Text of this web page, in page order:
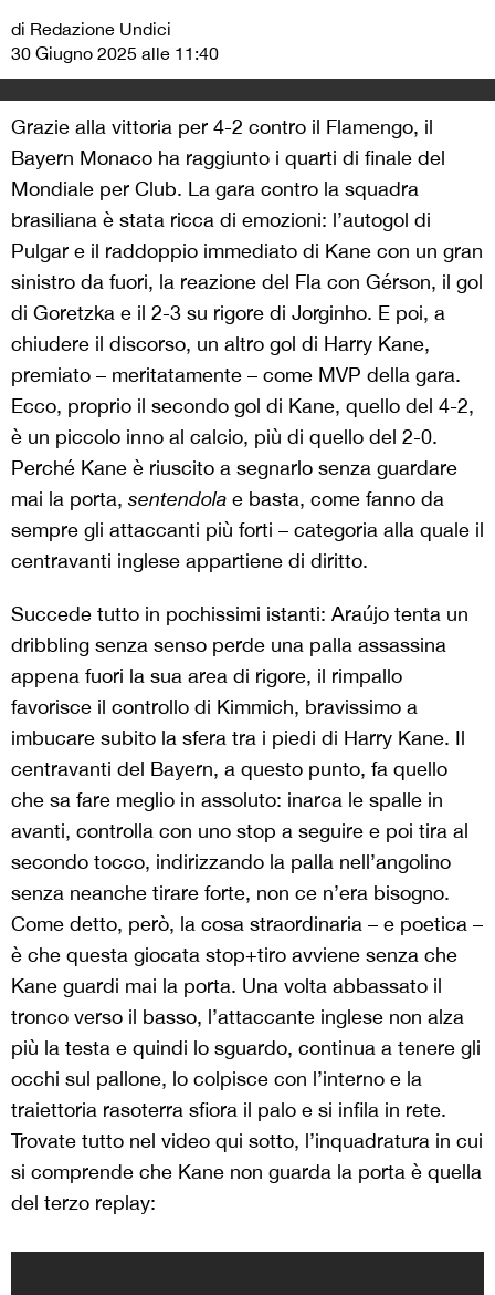
di Redazione Undici
30 Giugno 2025 alle 11:40
Grazie alla vittoria per 4-2 contro il Flamengo, il
Bayern Monaco ha raggiunto i quarti di finale del
Mondiale per Club. La gara contro la squadra
brasiliana è stata ricca di emozioni: l’autogol di
Pulgar e il raddoppio immediato di Kane con un gran
sinistro da fuori, la reazione del Fla con Gérson, il gol
di Goretzka e il 2-3 su rigore di Jorginho. E poi, a
chiudere il discorso, un altro gol di Harry Kane,
premiato – meritatamente – come MVP della gara.
Ecco, proprio il secondo gol di Kane, quello del 4-2,
è un piccolo inno al calcio, più di quello del 2-0.
Perché Kane è riuscito a segnarlo senza guardare
mai la porta, sentendola e basta, come fanno da
sempre gli attaccanti più forti – categoria alla quale il
centravanti inglese appartiene di diritto.
Succede tutto in pochissimi istanti: Araújo tenta un
dribbling senza senso perde una palla assassina
appena fuori la sua area di rigore, il rimpallo
favorisce il controllo di Kimmich, bravissimo a
imbucare subito la sfera tra i piedi di Harry Kane. Il
centravanti del Bayern, a questo punto, fa quello
che sa fare meglio in assoluto: inarca le spalle in
avanti, controlla con uno stop a seguire e poi tira al
secondo tocco, indirizzando la palla nell’angolino
senza neanche tirare forte, non ce n’era bisogno.
Come detto, però, la cosa straordinaria – e poetica –
è che questa giocata stop+tiro avviene senza che
Kane guardi mai la porta. Una volta abbassato il
tronco verso il basso, l’attaccante inglese non alza
più la testa e quindi lo sguardo, continua a tenere gli
occhi sul pallone, lo colpisce con l’interno e la
traiettoria rasoterra sfiora il palo e si infila in rete.
Trovate tutto nel video qui sotto, l’inquadratura in cui
si comprende che Kane non guarda la porta è quella
del terzo replay: